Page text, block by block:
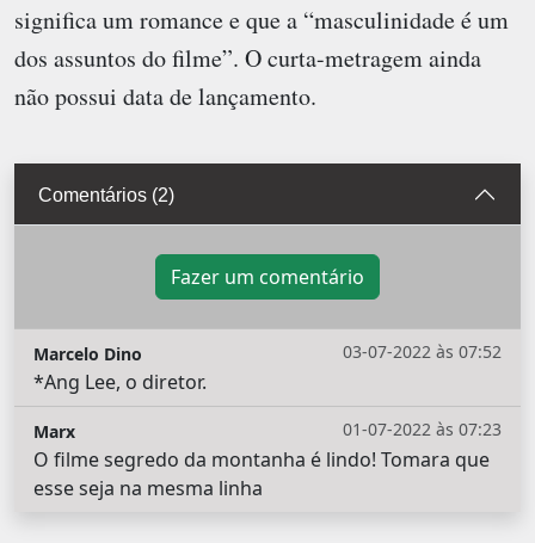
significa um romance e que a “masculinidade é um
dos assuntos do filme”. O curta-metragem ainda
não possui data de lançamento.
Comentários (2)
Fazer um comentário
03-07-2022 às 07:52
Marcelo Dino
*Ang Lee, o diretor.
01-07-2022 às 07:23
Marx
O filme segredo da montanha é lindo! Tomara que
esse seja na mesma linha